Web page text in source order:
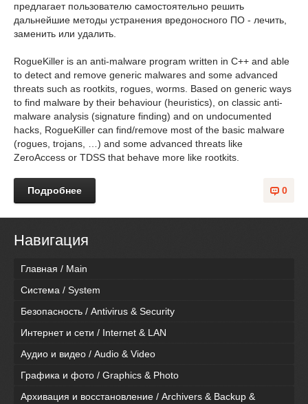
предлагает пользователю самостоятельно решить
дальнейшие методы устранения вредоносного ПО - лечить,
заменить или удалить.
RogueKiller is an anti-malware program written in C++ and able
to detect and remove generic malwares and some advanced
threats such as rootkits, rogues, worms. Based on generic ways
to find malware by their behaviour (heuristics), on classic anti-
malware analysis (signature finding) and on undocumented
hacks, RogueKiller can find/remove most of the basic malware
(rogues, trojans, …) and some advanced threats like
ZeroAccess or TDSS that behave more like rootkits.
0
Подробнее
Навигация
Главная / Main
Система / System
Безопасность / Antivirus & Security
Интернет и сети / Internet & LAN
Аудио и видео / Audio & Video
Графика и фото / Graphics & Photo
Архивация и восстановление / Archivers & Backup &